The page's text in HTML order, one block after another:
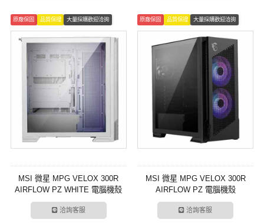
原廠保固 品質保證 大量採購歡迎洽詢
MSI 微星 MPG VELOX 300R
AIRFLOW PZ WHITE 電腦機殼
洽詢客服
原廠保固 品質保證 大量採購歡迎洽詢
MSI 微星 MPG VELOX 300R
AIRFLOW PZ 電腦機殼
洽詢客服